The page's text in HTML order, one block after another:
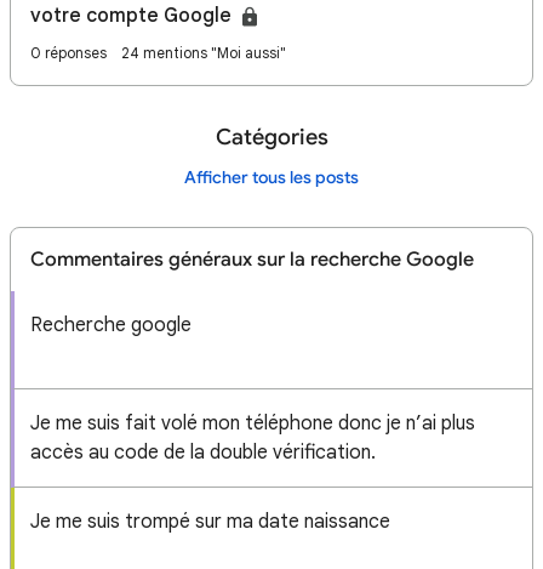
votre compte Google
0 réponses 24 mentions "Moi aussi"
Catégories
Afficher tous les posts
Commentaires généraux sur la recherche Google
Recherche google
Je me suis fait volé mon téléphone donc je n’ai plus
accès au code de la double vérification.
Je me suis trompé sur ma date naissance